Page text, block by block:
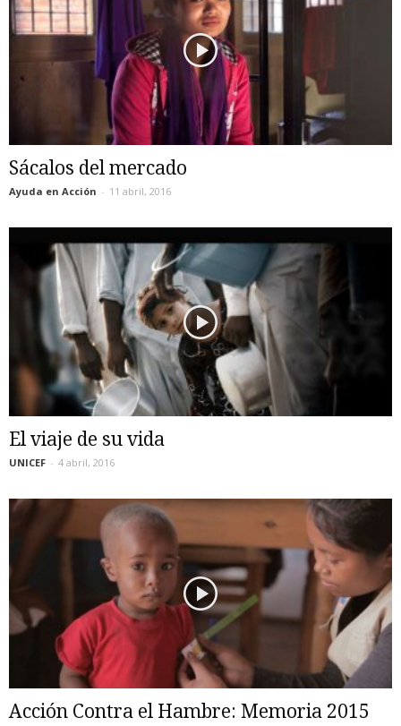
Sácalos del mercado
Ayuda en Acción - 11 abril, 2016
El viaje de su vida
UNICEF - 4 abril, 2016
Acción Contra el Hambre: Memoria 2015